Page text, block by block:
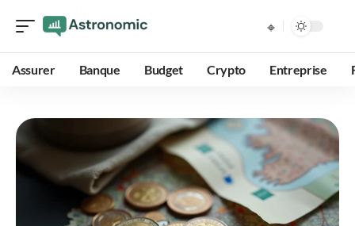
Assurer Banque Budget Crypto Entreprise